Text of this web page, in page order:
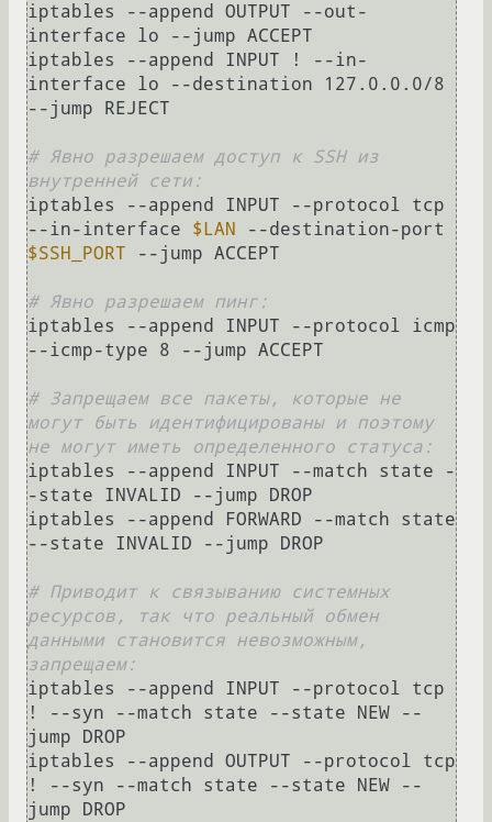
iptables --append OUTPUT --out-
interface lo --jump ACCEPT
iptables --append INPUT ! --in-
interface lo --destination 127.0.0.0/8
--jump REJECT
# Явно разрешаем доступ к SSH из
внутренней сети:
iptables --append INPUT --protocol tcp
--in-interface $LAN
$SSH_PORT --jump ACCEPT
# Явно разрешаем пинг:
iptables --append INPUT --protocol icmp
--icmp-type 8 --jump ACCEPT
# Запрещаем все пакеты, которые не
могут быть идентифицированы и поэтому
не могут иметь определенного статуса:
iptables --append INPUT --match state -
-state INVALID --jump DROP
iptables --append FORWARD --match state
--state INVALID --jump DROP
# Приводит к связыванию системных
ресурсов, так что реальный обмен
данными становится невозможным,
запрещаем:
iptables --append INPUT --protocol tcp
! --syn --match state --state NEW --
jump DROP
iptables --append OUTPUT --protocol tcp
! --syn --match state --state NEW --
jump DROP